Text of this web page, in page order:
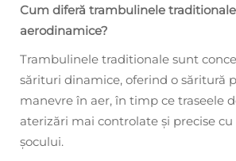
Cum diferă trambulinele
aerodinamice?
Trambulinele traditionale sunt
sărituri dinamice, oferind o săritură
manevre în aer, în timp ce traseele
aterizări mai controlate și precise cu
şocului.